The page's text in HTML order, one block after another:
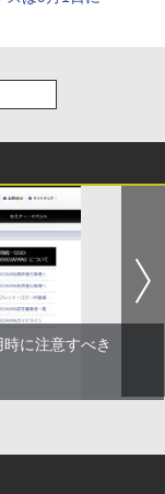
に注意すべき